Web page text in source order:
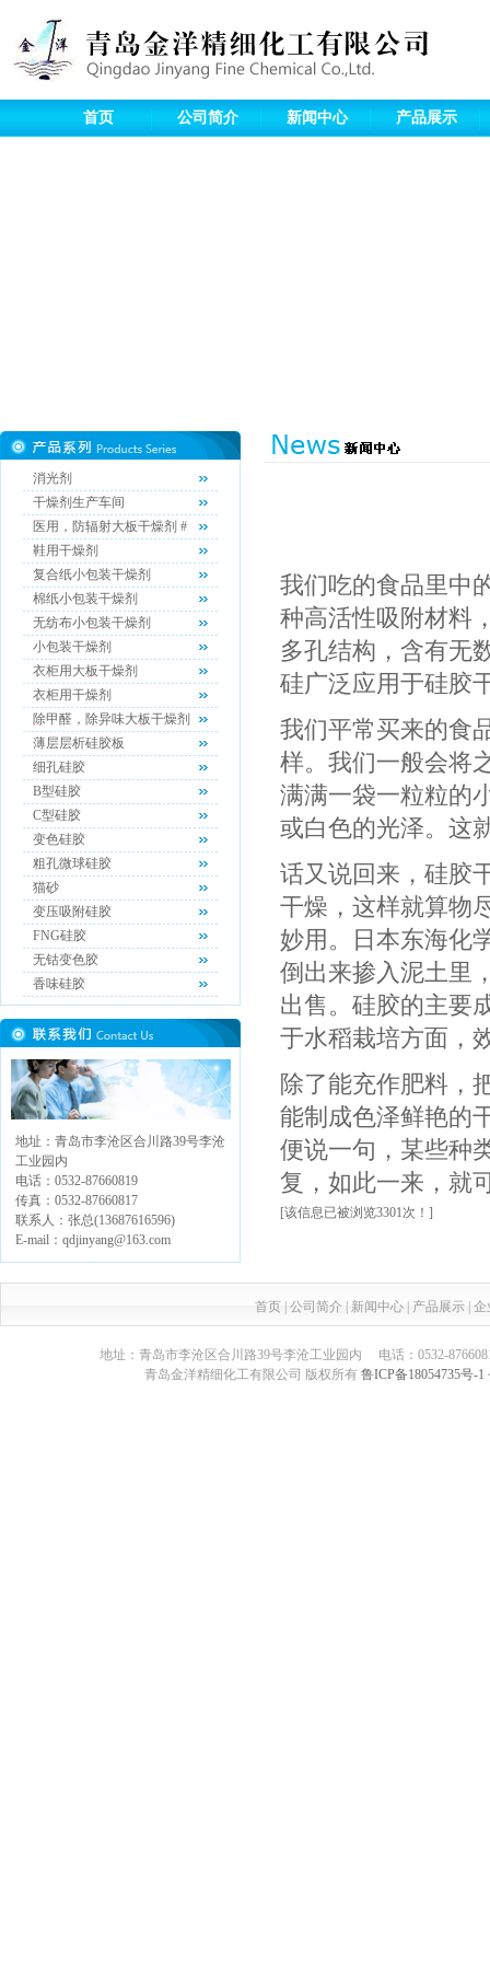
首页 公司简介 新闻中心 产品展示
消光剂
干燥剂生产车间
医用，防辐射大板干燥剂 #
鞋用干燥剂
复合纸小包装干燥剂
棉纸小包装干燥剂
无纺布小包装干燥剂
小包装干燥剂
衣柜用大板干燥剂
衣柜用干燥剂
除甲醛，除异味大板干燥剂
薄层层析硅胶板
细孔硅胶
B型硅胶
C型硅胶
变色硅胶
粗孔微球硅胶
猫砂
变压吸附硅胶
FNG硅胶
无钴变色胶
香味硅胶
地址：青岛市李沧区合川路39号李沧
工业园内
电话：0532-87660819
传真：0532-87660817
联系人：张总(13687616596)
E-mail：qdjinyang@163.com
我们吃的食品里中
种高活性吸附材料
多孔结构，含有无
硅广泛应用于硅胶
我们平常买来的食
样。我们一般会将
满满一袋一粒粒的
或白色的光泽。这
话又说回来，硅胶
干燥，这样就算物
妙用。日本东海化
倒出来掺入泥土里
出售。硅胶的主要
于水稻栽培方面，
除了能充作肥料，
能制成色泽鲜艳的
便说一句，某些种
复，如此一来，就
[该信息已被浏览3301次！]
首页 公司简介 新闻中心 产品展示 企
地址：青岛市李沧区合川路39号李沧工业园内 电话：0532-
青岛金洋精细化工有限公司 版权所有 鲁ICP备18054735号-1